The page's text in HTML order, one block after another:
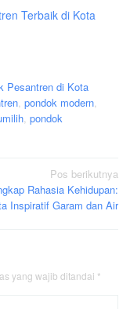
Terbaik di Kota
Pesantren di Kota
, pondok modern,
, pondok
Pos berikutnya
Rahasia Kehidupan:
Inspiratif Garam dan Air
yang wajib ditandai *